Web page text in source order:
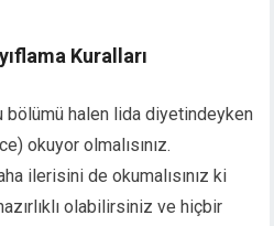
Kuralları
bölümü halen lida diyetindeyken
okuyor olmalısınız.
ilerisini de okumalısınız ki
olabilirsiniz ve hiçbir